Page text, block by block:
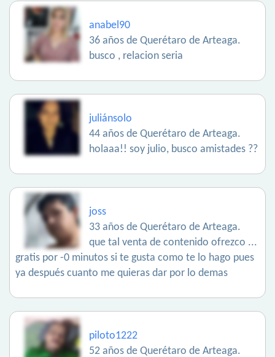
anabel90
36 años de Querétaro de Arteaga.
busco , relacion seria
juliánsolo
44 años de Querétaro de Arteaga.
holaaa!! soy julio, busco amistades ??
joss
33 años de Querétaro de Arteaga.
que tal venta de contenido ofrezco ...
gratis por -0 minutos si te gusta como te lo hago pues
ya después cuanto me quieras dar por lo demas
piloto1222
52 años de Querétaro de Arteaga.